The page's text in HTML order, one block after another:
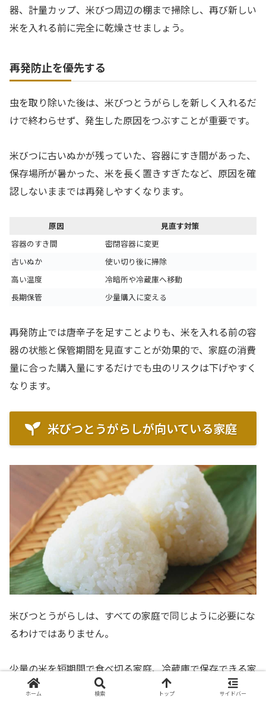
器、計量カップ、米びつ周辺の棚まで掃除し、再び新しい
米を入れる前に完全に乾燥させましょう。
再発防止を優先する
虫を取り除いた後は、米びつとうがらしを新しく入れるだ
けで終わらせず、発生した原因をつぶすことが重要です。
米びつに古いぬかが残っていた、容器にすき間があった、
保存場所が暑かった、米を長く置きすぎたなど、原因を確
認しないままでは再発しやすくなります。
原因
見直す対策
容器のすき間
密閉容器に変更
古いぬか
使い切り後に掃除
高い温度
冷暗所や冷蔵庫へ移動
長期保管
少量購入に変える
再発防止では唐辛子を足すことよりも、米を入れる前の容
器の状態と保管期間を見直すことが効果的で、家庭の消費
量に合った購入量にするだけでも虫のリスクは下げやすく
なります。
米びつとうがらしが向いている家庭
米びつとうがらしは、すべての家庭で同じように必要にな
るわけではありません。
少量の米を短期間で食べ切る家庭、冷蔵庫で保存できる家
庭、密閉容器をすでに使っている家庭では、唐辛子は安心
ホーム 検索 トップ サイドバー